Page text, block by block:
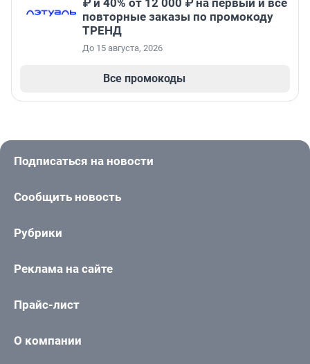
₽ и 40% от 12 000 ₽ на первый и все
повторные заказы по промокоду
ТРЕНД
До 15 августа, 2026
Все промокоды
Подписаться на новости
Сообщить новость
Рубрики
Реклама на сайте
Прайс-лист
О компании